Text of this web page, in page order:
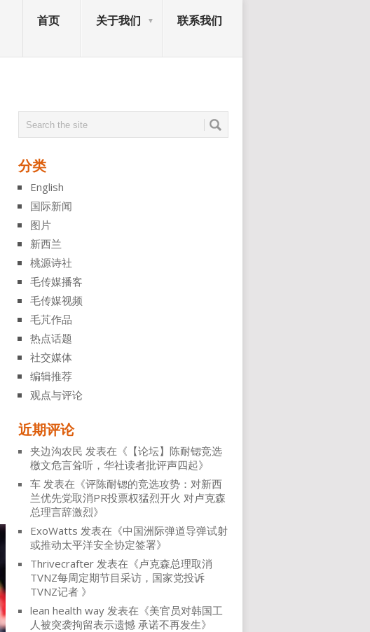
首页 关于我们 联系我们
分类
English
国际新闻
图片
新西兰
桃源诗社
毛传媒播客
毛传媒视频
毛芃作品
热点话题
社交媒体
编辑推荐
观点与评论
近期评论
夹边沟农民 发表在《 【论坛】陈耐锶竞选
檄文危言耸听，华社读者批评声四起》
车 发表在《评陈耐锶的竞选攻势：对新西
兰优先党取消PR投票权猛烈开火 对卢克森
总理言辞激烈》
ExoWatts 发表在《中国洲际弹道导弹试射
或推动太平洋安全协定签署》
Thrivecrafter 发表在《卢克森总理取消
TVNZ每周定期节目采访，国家党投诉
TVNZ记者 》
lean health way 发表在《美官员对韩国工
人被突袭拘留表示遗憾 承诺不再发生》